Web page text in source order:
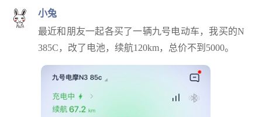
小兔
最近和朋友一起各买了一辆九号电动车，我买的N
385C，改了电池，续航120km，总价不到5000。